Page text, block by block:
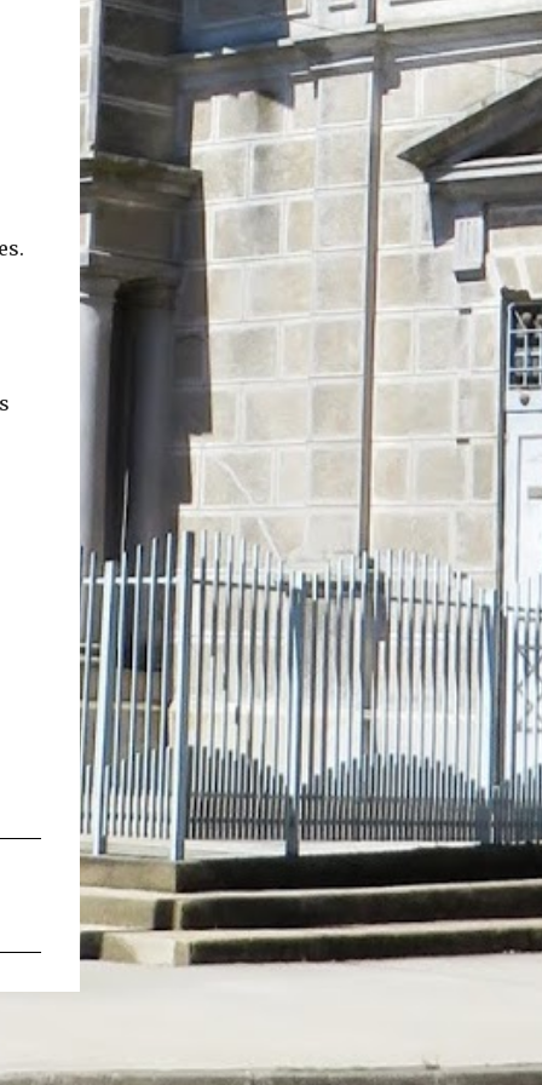
En concreto, las personas podrán acceder a
su carnet y/o pasaporte en una aplicación
móvil del Registro Civil, la cual estará
disponible en iOS y Android. El director del
Registro Civil, Omar Morales, detalló que
"quien renueve a partir del 16 de diciembre,
va a poder sacar cédula de identidad digital
y pasaporte digital. Van a tener la
funcionalidad en su celular a partir de una
app especial, que va a permitir que a través
de pruebas de vida se asegure que la
persona es quien dice ser". Morales también
detalló, en el matinal "Mucho Gusto" de
seguridad ...